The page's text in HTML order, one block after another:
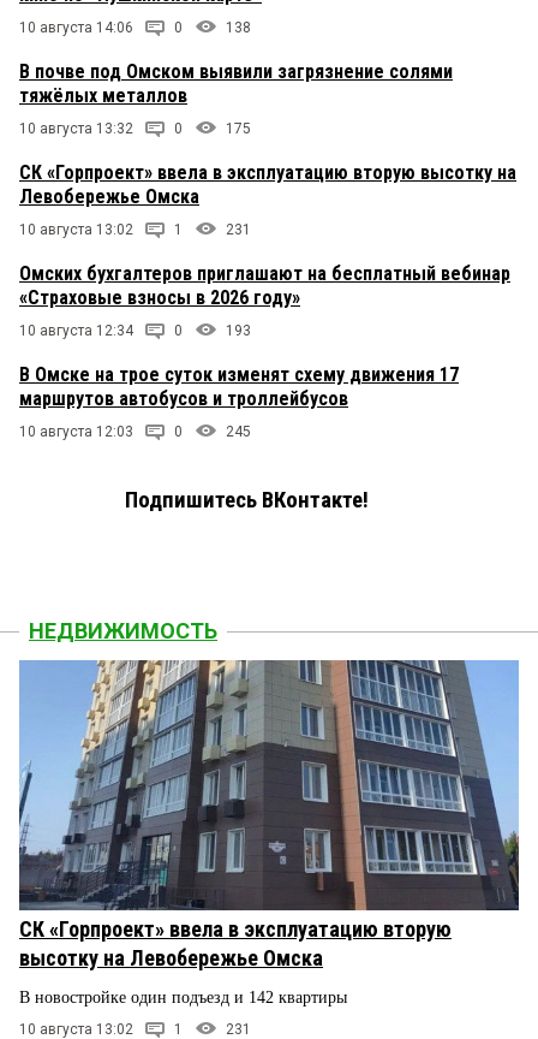
10 августа 14:06 0 138
В почве под Омском выявили загрязнение солями
тяжёлых металлов
10 августа 13:32 0 175
СК «Горпроект» ввела в эксплуатацию вторую высотку на
Левобережье Омска
10 августа 13:02 1 231
Омских бухгалтеров приглашают на бесплатный вебинар
«Страховые взносы в 2026 году»
10 августа 12:34 0 193
В Омске на трое суток изменят схему движения 17
маршрутов автобусов и троллейбусов
10 августа 12:03 0 245
Подпишитесь ВКонтакте!
НЕДВИЖИМОСТЬ
СК «Горпроект» ввела в эксплуатацию вторую
высотку на Левобережье Омска
В новостройке один подъезд и 142 квартиры
10 августа 13:02 1 231